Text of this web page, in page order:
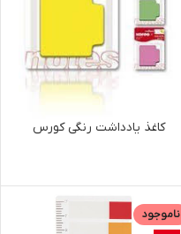
کاغذ یادداشت رنگی کورس
ناموجود